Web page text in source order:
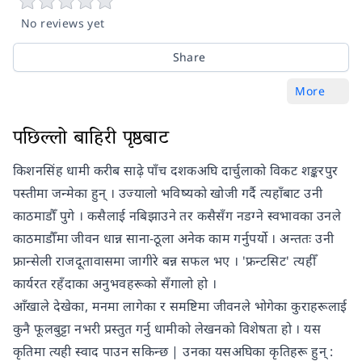
No reviews yet
Share
More
पछिल्लो बाहिरी पृष्ठबाट
किशनसिंह धामी करीब साढ़े पाँच दशकअघि दार्चुलाको विकट शङ्करपुर
पस्तीमा जन्मेका हुन् । उज्यालो भविष्यको खोजी गर्दै त्यहाँबाट उनी
काठमाडौँ पुगे । कसैलाई नबिझाउने तर कसैसँग नडग्ने स्वभावका उनले
काठमाडौँमा जीवन धान्न साना-ठूला अनेक काम गर्नुपर्यो । अन्ततः उनी
फ्रान्सेली राजदूतावासमा जागीरे बन्न सफल भए । 'फ्रन्टसिट' त्यहीँ
कार्यरत रहँदाका अनुभवहरूको सँगालो हो ।
आँखाले देखेका, मनमा लागेका र समष्टिमा जीवनले भोगेका कुराहरूलाई
कुनै फूलबुट्टा नभरी प्रस्तुत गर्नु धामीको लेखनको विशेषता हो । यस
कृतिमा त्यही स्वाद पाउन सकिन्छ | उनका यसअघिका कृतिहरू हुन् :